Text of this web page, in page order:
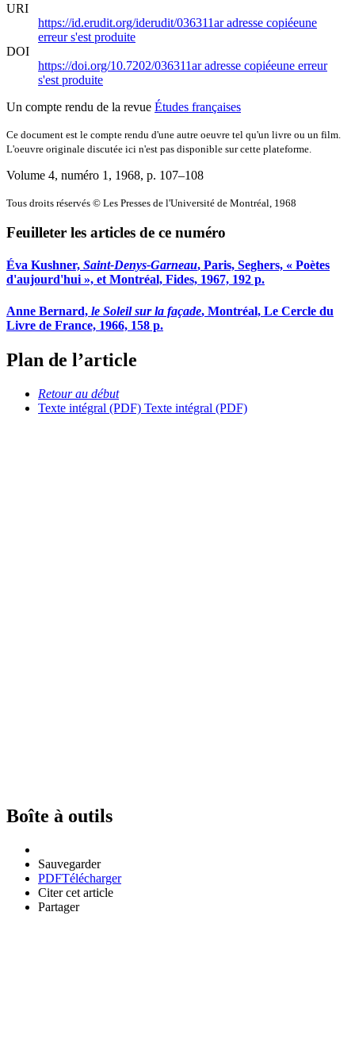
URI
https://id.erudit.org/iderudit/036311aradresse copiéeune
erreur s'est produite
DOI
https://doi.org/10.7202/036311aradresse copiéeune erreur
s'est produite
Un compte rendu de la revue Études françaises
Ce document est le compte rendu d'une autre oeuvre tel qu'un livre ou un film.
L'oeuvre originale discutée ici n'est pas disponible sur cette plateforme.
Volume 4, numéro 1, 1968, p. 107–108
Tous droits réservés © Les Presses de l'Université de Montréal, 1968
Feuilleter les articles de ce numéro
Éva Kushner, Saint-Denys-Garneau, Paris, Seghers, « Poètes
d'aujourd'hui », et Montréal, Fides, 1967, 192 p.
Anne Bernard, le Soleil sur la façade, Montréal, Le Cercle du
Livre de France, 1966, 158 p.
Plan de l’article
Retour au début
Texte intégral (PDF) Texte intégral (PDF)
Boîte à outils
Sauvegarder
PDFTélécharger
Citer cet article
Partager